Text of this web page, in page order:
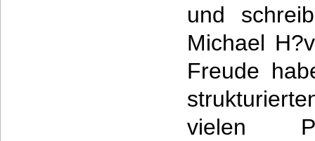
und
Michael
Freude
vielen